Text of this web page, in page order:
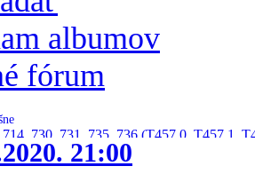
albumov
fórum
714, 730, 731, 735, 736 (T457.0, T457.1,
21:00